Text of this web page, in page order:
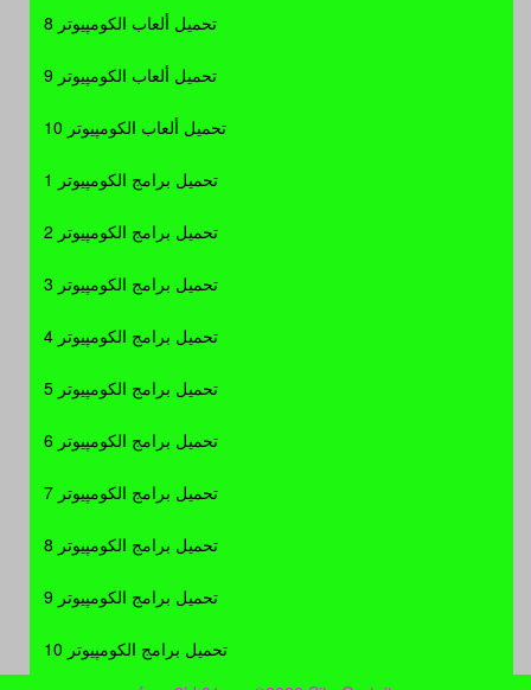
تحميل ألعاب الكومپيوتر 8
تحميل ألعاب الكومپيوتر 9
تحميل ألعاب الكومپيوتر 10
تحميل برامج الكومپيوتر 1
تحميل برامج الكومپيوتر 2
تحميل برامج الكومپيوتر 3
تحميل برامج الكومپيوتر 4
تحميل برامج الكومپيوتر 5
تحميل برامج الكومپيوتر 6
تحميل برامج الكومپيوتر 7
تحميل برامج الكومپيوتر 8
تحميل برامج الكومپيوتر 9
تحميل برامج الكومپيوتر 10